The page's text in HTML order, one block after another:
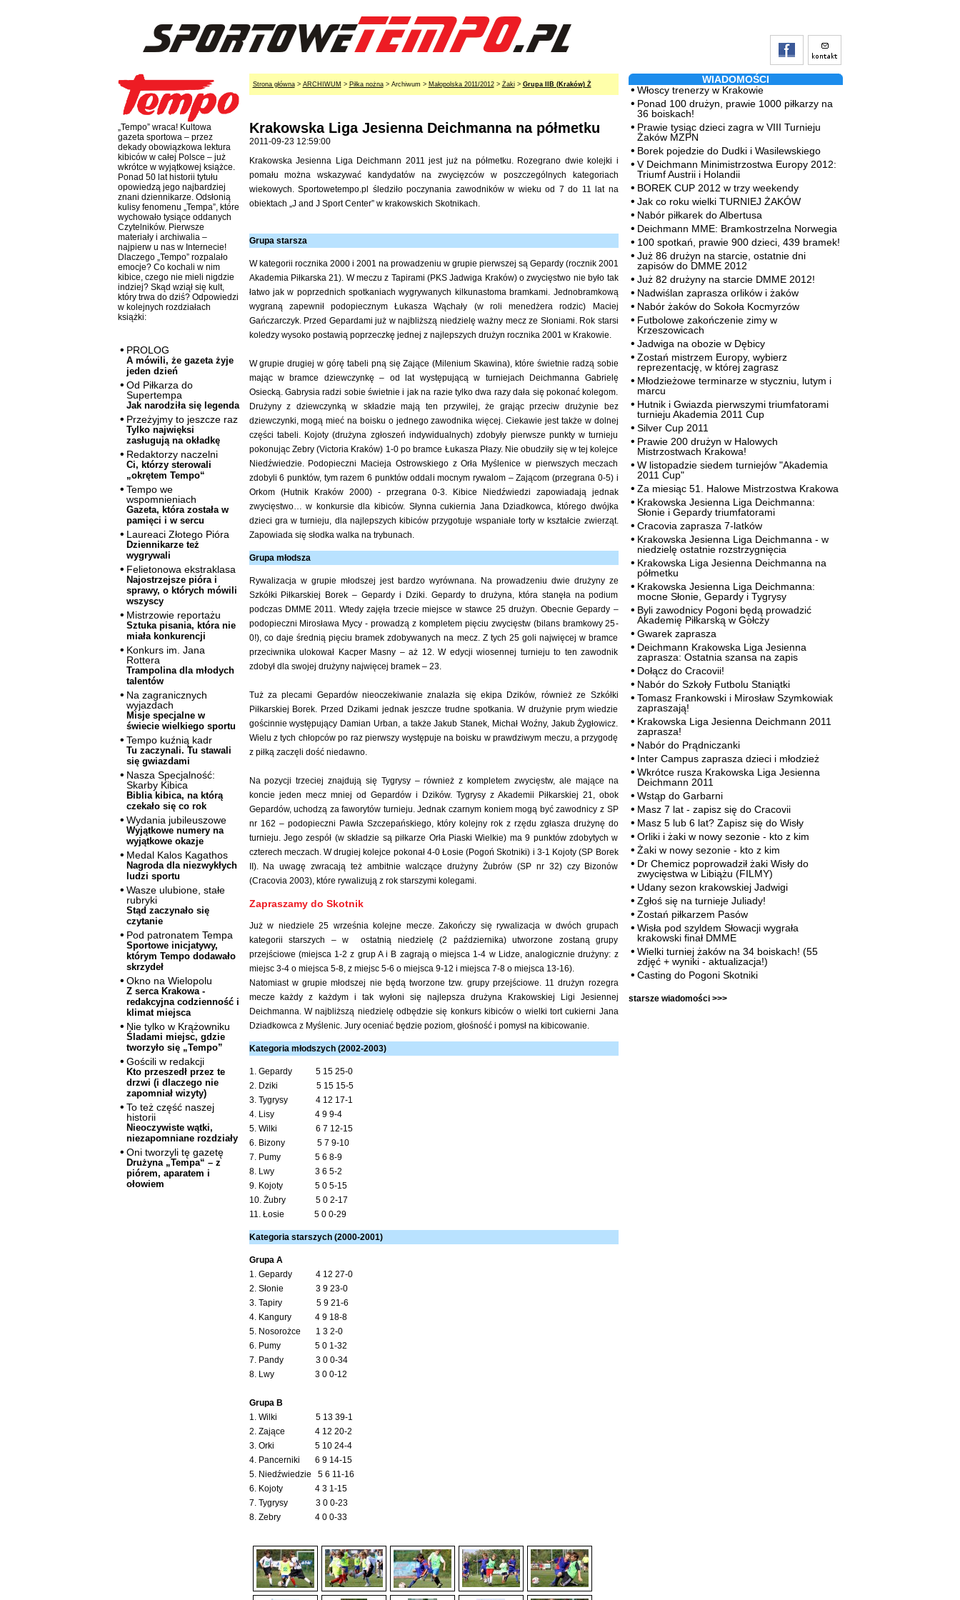
„Tempo” wraca! Kultowa
gazeta sportowa – przez
dekady obowiązkowa lektura
kibiców w całej Polsce – już
wkrótce w wyjątkowej książce.
Ponad 50 lat historii tytułu
opowiedzą jego najbardziej
znani dziennikarze. Odsłonią
kulisy fenomenu „Tempa”, które
wychowało tysiące oddanych
Czytelników. Pierwsze
materiały i archiwalia –
najpierw u nas w Internecie!
Dlaczego „Tempo” rozpalało
emocje? Co kochali w nim
kibice, czego nie mieli nigdzie
indziej? Skąd wziął się kult,
który trwa do dziś? Odpowiedzi
w kolejnych rozdziałach
książki:
PROLOG
A mówili, że gazeta żyje
jeden dzień
Od Piłkarza do
Supertempa
Jak narodziła się legenda
Przeżyjmy to jeszcze raz
Tylko najwięksi
zasługują na okładkę
Redaktorzy naczelni
Ci, którzy sterowali
„okrętem Tempo“
Tempo we
wspomnieniach
Gazeta, która została w
pamięci i w sercu
Laureaci Złotego Pióra
Dziennikarze też
wygrywali
Felietonowa ekstraklasa
Najostrzejsze pióra i
sprawy, o których mówili
wszyscy
Mistrzowie reportażu
Sztuka pisania, która nie
miała konkurencji
Konkurs im. Jana
Rottera
Trampolina dla młodych
talentów
Na zagranicznych
wyjazdach
Misje specjalne w
świecie wielkiego sportu
Tempo kuźnią kadr
Tu zaczynali. Tu stawali
się gwiazdami
Nasza Specjalność:
Skarby Kibica
Biblia kibica, na którą
czekało się co rok
Wydania jubileuszowe
Wyjątkowe numery na
wyjątkowe okazje
Medal Kalos Kagathos
Nagroda dla niezwykłych
ludzi sportu
Wasze ulubione, stałe
rubryki
Stąd zaczynało się
czytanie
Pod patronatem Tempa
Sportowe inicjatywy,
którym Tempo dodawało
skrzydeł
Okno na Wielopolu
Z serca Krakowa -
redakcyjna codzienność i
klimat miejsca
Nie tylko w Krążowniku
Śladami miejsc, gdzie
tworzyło się „Tempo”
Gościli w redakcji
Kto przeszedł przez te
drzwi (i dlaczego nie
zapomniał wizyty)
To też część naszej
historii
Nieoczywiste wątki,
niezapomniane rozdziały
Oni tworzyli tę gazetę
Drużyna „Tempa“ – z
piórem, aparatem i
ołowiem
Strona główna> ARCHIWUM > Piłka nożna> Archiwum > Małopolska 2011/2012> Żaki> Grupa IIB (Kraków) Ż
Krakowska Liga Jesienna Deichmanna na półmetku
2011-09-23 12:59:00
Krakowska Jesienna Liga Deichmann 2011 jest już na półmetku. Rozegrano dwie kolejki i
pomału można wskazywać kandydatów na zwycięzców w poszczególnych kategoriach
wiekowych. Sportowetempo.pl śledziło poczynania zawodników w wieku od 7 do 11 lat na
obiektach „J and J Sport Center” w krakowskich Skotnikach.
Grupa starsza
W kategorii rocznika 2000 i 2001 na prowadzeniu w grupie pierwszej są Gepardy (rocznik 2001
Akademia Piłkarska 21). W meczu z Tapirami (PKS Jadwiga Kraków) o zwycięstwo nie było tak
łatwo jak w poprzednich spotkaniach wygrywanych kilkunastoma bramkami. Jednobramkową
wygraną zapewnił podopiecznym Łukasza Wąchały (w roli menedżera rodzic) Maciej
Gańczarczyk. Przed Gepardami już w najbliższą niedzielę ważny mecz ze Słoniami. Rok starsi
koledzy wysoko postawią poprzeczkę jednej z najlepszych drużyn rocznika 2001 w Krakowie.
W grupie drugiej w górę tabeli pną się Zające (Milenium Skawina), które świetnie radzą sobie
mając w bramce dziewczynkę – od lat występującą w turniejach Deichmanna Gabrielę
Osiecką. Gabrysia radzi sobie świetnie i jak na razie tylko dwa razy dała się pokonać kolegom.
Drużyny z dziewczynką w składzie mają ten przywilej, że grając przeciw drużynie bez
dziewczynki, mogą mieć na boisku o jednego zawodnika więcej. Ciekawie jest także w dolnej
części tabeli. Kojoty (drużyna zgłoszeń indywidualnych) zdobyły pierwsze punkty w turnieju
pokonując Zebry (Victoria Kraków) 1-0 po bramce Łukasza Płazy. Nie obudziły się w tej kolejce
Niedźwiedzie. Podopieczni Macieja Ostrowskiego z Orła Myślenice w pierwszych meczach
zdobyli 6 punktów, tym razem 6 punktów oddali mocnym rywalom – Zającom (przegrana 0-5) i
Orkom (Hutnik Kraków 2000) - przegrana 0-3. Kibice Niedźwiedzi zapowiadają jednak
zwycięstwo… w konkursie dla kibiców. Słynna cukiernia Jana Dziadkowca, którego dwójka
dzieci gra w turnieju, dla najlepszych kibiców przygotuje wspaniałe torty w kształcie zwierząt.
Zapowiada się słodka walka na trybunach.
Grupa młodsza
Rywalizacja w grupie młodszej jest bardzo wyrównana. Na prowadzeniu dwie drużyny ze
Szkółki Piłkarskiej Borek – Gepardy i Dziki. Gepardy to drużyna, która stanęła na podium
podczas DMME 2011. Wtedy zajęła trzecie miejsce w stawce 25 drużyn. Obecnie Gepardy –
podopieczni Mirosława Mycy - prowadzą z kompletem pięciu zwycięstw (bilans bramkowy 25-
0!), co daje średnią pięciu bramek zdobywanych na mecz. Z tych 25 goli najwięcej w bramce
przeciwnika ulokował Kacper Masny – aż 12. W edycji wiosennej turnieju to ten zawodnik
zdobył dla swojej drużyny najwięcej bramek – 23.
Tuż za plecami Gepardów nieoczekiwanie znalazła się ekipa Dzików, również ze Szkółki
Piłkarskiej Borek. Przed Dzikami jednak jeszcze trudne spotkania. W drużynie prym wiedzie
gościnnie występujący Damian Urban, a także Jakub Stanek, Michał Woźny, Jakub Żygłowicz.
Wielu z tych chłopców po raz pierwszy występuje na boisku w prawdziwym meczu, a przygodę
z piłką zaczęli dość niedawno.
Na pozycji trzeciej znajdują się Tygrysy – również z kompletem zwycięstw, ale mające na
koncie jeden mecz mniej od Gepardów i Dzików. Tygrysy z Akademii Piłkarskiej 21, obok
Gepardów, uchodzą za faworytów turnieju. Jednak czarnym koniem mogą być zawodnicy z SP
nr 162 – podopieczni Pawła Szczepańskiego, który kolejny rok z rzędu zgłasza drużynę do
turnieju. Jego zespół (w składzie są piłkarze Orła Piaski Wielkie) ma 9 punktów zdobytych w
czterech meczach. W drugiej kolejce pokonał 4-0 Łosie (Pogoń Skotniki) i 3-1 Kojoty (SP Borek
II). Na uwagę zwracają też ambitnie walczące drużyny Żubrów (SP nr 32) czy Bizonów
(Cracovia 2003), które rywalizują z rok starszymi kolegami.
Zapraszamy do Skotnik
Już w niedziele 25 września kolejne mecze. Zakończy się rywalizacja w dwóch grupach
kategorii starszych – w ostatnią niedzielę (2 października) utworzone zostaną grupy
przejściowe (miejsca 1-2 z grup A i B zagrają o miejsca 1-4 w Lidze, analogicznie drużyny: z
miejsc 3-4 o miejsca 5-8, z miejsc 5-6 o miejsca 9-12 i miejsca 7-8 o miejsca 13-16).
Natomiast w grupie młodszej nie będą tworzone tzw. grupy przejściowe. 11 drużyn rozegra
mecze każdy z każdym i tak wyłoni się najlepsza drużyna Krakowskiej Ligi Jesiennej
Deichmanna. W najbliższą niedzielę odbędzie się konkurs kibiców o wielki tort cukierni Jana
Dziadkowca z Myślenic. Jury oceniać będzie poziom, głośność i pomysł na kibicowanie.
Kategoria młodszych (2002-2003)
1. Gepardy 5 15 25-0
2. Dziki 5 15 15-5
3. Tygrysy 4 12 17-1
4. Lisy 4 9 9-4
5. Wilki 6 7 12-15
6. Bizony 5 7 9-10
7. Pumy 5 6 8-9
8. Lwy 3 6 5-2
9. Kojoty 5 0 5-15
10. Żubry 5 0 2-17
11. Łosie 5 0 0-29
Kategoria starszych (2000-2001)
Grupa A
1. Gepardy 4 12 27-0
2. Słonie 3 9 23-0
3. Tapiry 5 9 21-6
4. Kangury 4 9 18-8
5. Nosorożce 1 3 2-0
6. Pumy 5 0 1-32
7. Pandy 3 0 0-34
8. Lwy 3 0 0-12
Grupa B
1. Wilki 5 13 39-1
2. Zające 4 12 20-2
3. Orki 5 10 24-4
4. Pancerniki 6 9 14-15
5. Niedźwiedzie 5 6 11-16
6. Kojoty 4 3 1-15
7. Tygrysy 3 0 0-23
8. Zebry 4 0 0-33
WIADOMOŚCI
Włoscy trenerzy w Krakowie
Ponad 100 drużyn, prawie 1000 piłkarzy na
36 boiskach!
Prawie tysiąc dzieci zagra w VIII Turnieju
Żaków MZPN
Borek pojedzie do Dudki i Wasilewskiego
V Deichmann Minimistrzostwa Europy 2012:
Triumf Austrii i Holandii
BOREK CUP 2012 w trzy weekendy
Jak co roku wielki TURNIEJ ŻAKÓW
Nabór piłkarek do Albertusa
Deichmann MME: Bramkostrzelna Norwegia
100 spotkań, prawie 900 dzieci, 439 bramek!
Już 86 drużyn na starcie, ostatnie dni
zapisów do DMME 2012
Już 82 drużyny na starcie DMME 2012!
Nadwiślan zaprasza orlików i żaków
Nabór żaków do Sokoła Kocmyrzów
Futbolowe zakończenie zimy w
Krzeszowicach
Jadwiga na obozie w Dębicy
Zostań mistrzem Europy, wybierz
reprezentację, w której zagrasz
Młodzieżowe terminarze w styczniu, lutym i
marcu
Hutnik i Gwiazda pierwszymi triumfatorami
turnieju Akademia 2011 Cup
Silver Cup 2011
Prawie 200 drużyn w Halowych
Mistrzostwach Krakowa!
W listopadzie siedem turniejów "Akademia
2011 Cup"
Za miesiąc 51. Halowe Mistrzostwa Krakowa
Krakowska Jesienna Liga Deichmanna:
Słonie i Gepardy triumfatorami
Cracovia zaprasza 7-latków
Krakowska Jesienna Liga Deichmanna - w
niedzielę ostatnie rozstrzygnięcia
Krakowska Liga Jesienna Deichmanna na
półmetku
Krakowska Jesienna Liga Deichmanna:
mocne Słonie, Gepardy i Tygrysy
Byli zawodnicy Pogoni będą prowadzić
Akademię Piłkarską w Gołczy
Gwarek zaprasza
Deichmann Krakowska Liga Jesienna
zaprasza: Ostatnia szansa na zapis
Dołącz do Cracovii!
Nabór do Szkoły Futbolu Staniątki
Tomasz Frankowski i Mirosław Szymkowiak
zapraszają!
Krakowska Liga Jesienna Deichmann 2011
zaprasza!
Nabór do Prądniczanki
Inter Campus zaprasza dzieci i młodzież
Wkrótce rusza Krakowska Liga Jesienna
Deichmann 2011
Wstąp do Garbarni
Masz 7 lat - zapisz się do Cracovii
Masz 5 lub 6 lat? Zapisz się do Wisły
Orliki i żaki w nowy sezonie - kto z kim
Żaki w nowy sezonie - kto z kim
Dr Chemicz poprowadził żaki Wisły do
zwycięstwa w Libiążu (FILMY)
Udany sezon krakowskiej Jadwigi
Zgłoś się na turnieje Juliady!
Zostań piłkarzem Pasów
Wisła pod szyldem Słowacji wygrała
krakowski finał DMME
Wielki turniej żaków na 34 boiskach! (55
zdjęć + wyniki - aktualizacja!)
Casting do Pogoni Skotniki
starsze wiadomości >>>